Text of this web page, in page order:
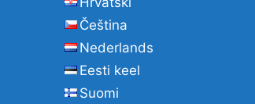
Čeština
Nederlands
Eesti keel
Suomi